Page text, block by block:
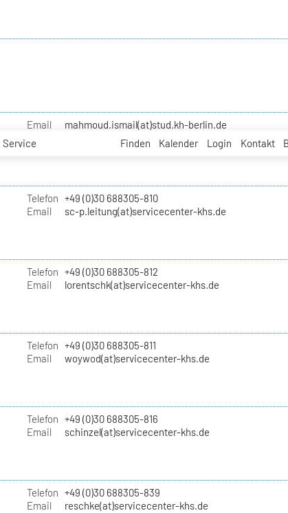
Service Finden Kalender Login Kontakt
Email mahmoud.ismail(at)stud.kh-berlin.de
Telefon +49 (0)30 688305-810
Email
sc-p.leitung(at)servicecenter-khs.de
Telefon +49 (0)30 688305-812
Email
lorentschk(at)servicecenter-khs.de
Telefon +49 (0)30 688305-811
Email
woywod(at)servicecenter-khs.de
Telefon +49 (0)30 688305-816
Email
schinzel(at)servicecenter-khs.de
Telefon +49 (0)30 688305-839
Email
reschke(at)servicecenter-khs.de